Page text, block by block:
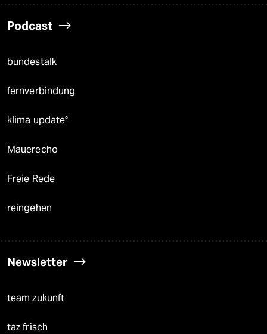
Podcast
bundestalk
fernverbindung
klima update°
Mauerecho
Freie Rede
reingehen
Newsletter
team zukunft
taz frisch